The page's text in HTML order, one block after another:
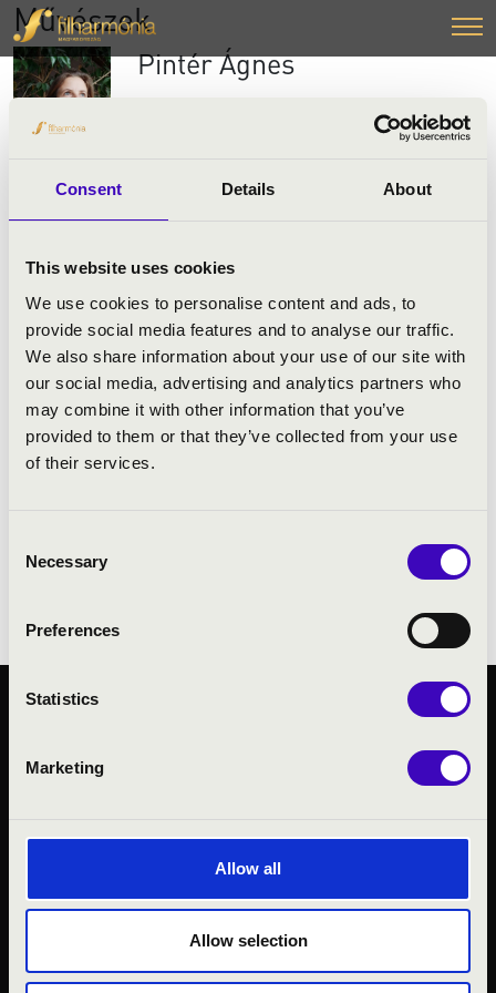
Consent Details About
This website uses cookies
We use cookies to personalise content and ads, to
provide social media features and to analyse our traffic.
We also share information about your use of our site with
our social media, advertising and analytics partners who
may combine it with other information that you’ve
provided to them or that they’ve collected from your use
of their services.
Selection
Necessary
Preferences
Statistics
Marketing
Allow all
Allow selection
Művészek
Pintér Ágnes
Zenei pályája a Rádió Gyermekkórusában
Sorbonne-on részesült posztgraduális
zenetudományi képzésben. Énektanára Lax
szólistája, mely az Orfeo Zenekarral együtt
Vashegyi György művészeti vezetése alatt
működik. Számos CD felvétel
közreműködője. 1996 óta tagja a Corvina
Consort ének- és hangszeregyüttesnek,
szólistaként és kamarazenészként számos
régizenét játszó együttesben aktívan részt
vesz mint énekes és mint hárfás. 2014-től a